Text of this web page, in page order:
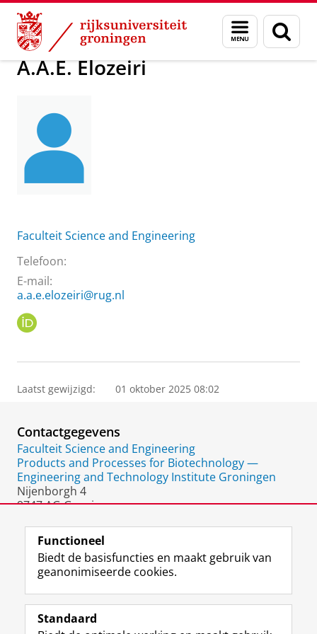
Skip
Content
Skip
Navigation
Menu
en
zoeken
Over ons A.A.E. Elozeiri
A.A.E. Elozeiri
Faculteit Science and Engineering
Telefoon:
E-mail:
a.a.e.elozeiri@rug.nl
I
Laatst gewijzigd: 01 oktober 2025 08:02
Contactgegevens
Faculteit Science and Engineering
Products and Processes for Biotechnology —
Engineering and Technology Institute Groningen
Nijenborgh 4
9747 AG Groningen
Volg de RUG
F
a
L
i
R
S
I
n
Y
o
Functioneel
Biedt de basisfuncties en maakt gebruik van
geanonimiseerde cookies.
Standaard